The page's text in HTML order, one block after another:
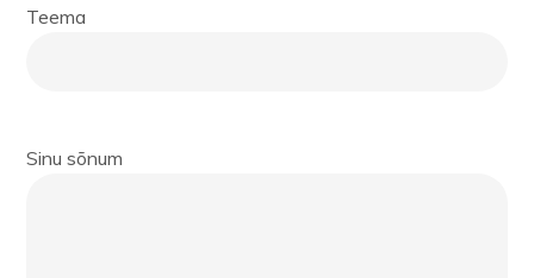
Teema
Sinu sõnum